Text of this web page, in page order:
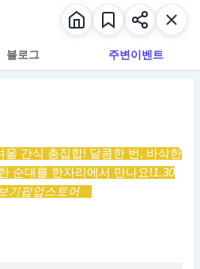
블로그 주변이벤트
울 간식 총집합! 달콤한 번, 바삭한
순대를 한자리에서 만나요!1.30
기팝업스토어